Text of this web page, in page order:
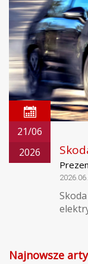
21/06
2026
Najnowsze